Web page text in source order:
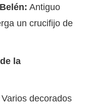
Antiguo
un crucifijo de
la
Varios decorados